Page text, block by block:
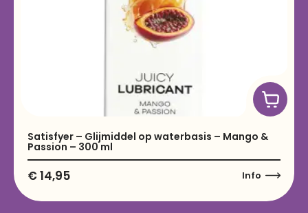
Satisfyer – Glijmiddel op waterbasis – Mango &
Passion – 300 ml
€14,95 Info